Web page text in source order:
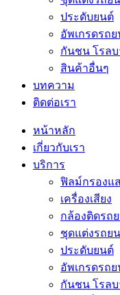
ประดับยนต์
อัพเกรดรถ
กันชน โรลบ
สินค้าอื่นๆ
บทความ
ติดต่อเรา
หน้าหลัก
เกี่ยวกับเรา
บริการ
ฟิลม์กรองแ
เครื่องเสียง
กล้องติดรถ
ชุดแต่งรถย
ประดับยนต์
อัพเกรดรถ
กันชน โรลบ